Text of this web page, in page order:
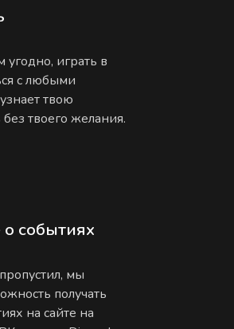
играть в
с любыми
твою
твоего желания.
событиях
мы
получать
на сайте на